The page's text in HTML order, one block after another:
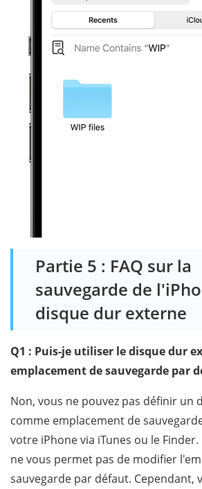
Partie 5 : FAQ sur la
sauvegarde de
disque dur externe
Q1 : Puis-je utiliser le disque dur
emplacement de sauvegarde par
Non, vous ne pouvez pas définir un
comme emplacement de
votre iPhone via iTunes ou le Finder.
ne vous permet pas de modifier
sauvegarde par défaut. Cependant,